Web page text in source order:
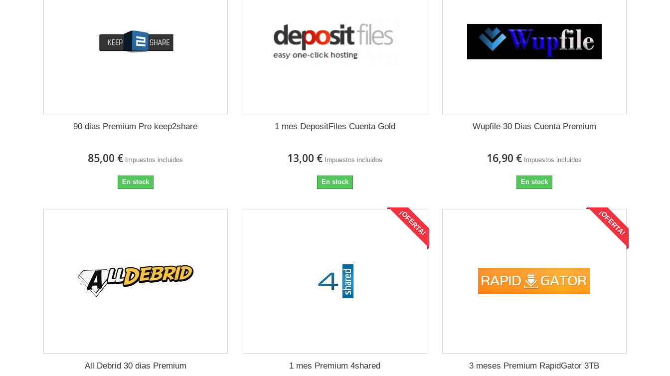
90 dias Premium Pro keep2share
85,00 € Impuestos incluidos
En stock
1 mes DepositFiles Cuenta Gold
13,00 € Impuestos incluidos
En stock
Wupfile 30 Dias Cuenta Premium
16,90 € Impuestos incluidos
En stock
All Debrid 30 dias Premium
¡OFERTA!
1 mes Premium 4shared
¡OFERTA!
3 meses Premium RapidGator 3TB